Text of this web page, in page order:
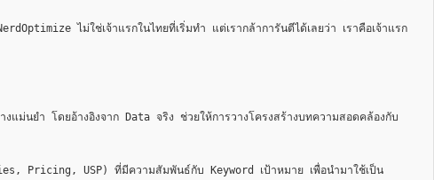
ไม่ใช่เจ้าแรกในไทยที่เริ่มทำ แต่เรากล้าการันตีได้เลยว่า เราคือเจ้าแรก
ยำ โดยอ้างอิงจาก Data จริง ช่วยให้การวางโครงสร้างบทความสอดคล้องกับ
Pricing, USP) ที่มีความสัมพันธ์กับ Keyword เป้าหมาย เพื่อนำมาใช้เป็น